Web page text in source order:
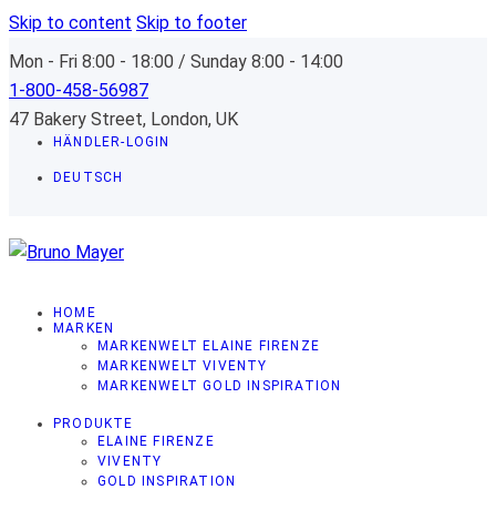
Skip to content Skip to footer
Mon - Fri 8:00 - 18:00 / Sunday 8:00 - 14:00
1-800-458-56987
47 Bakery Street, London, UK
HÄNDLER-LOGIN
DEUTSCH
HOME
MARKEN
MARKENWELT ELAINE FIRENZE
MARKENWELT VIVENTY
MARKENWELT GOLD INSPIRATION
PRODUKTE
ELAINE FIRENZE
VIVENTY
GOLD INSPIRATION